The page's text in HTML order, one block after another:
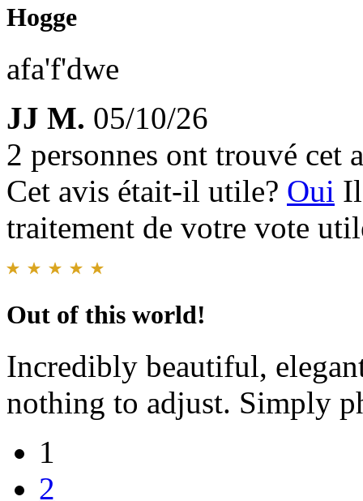
Hogge
afa'f'dwe
JJ M. 05/10/26
2 personnes ont trouvé cet
Cet avis était-il utile? Oui
traitement de votre vote
Out of this world!
Incredibly beautiful,
nothing to adjust. Simply
1
2